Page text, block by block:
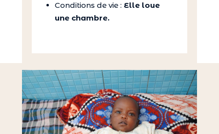
Conditions de vie : Elle loue
une chambre.